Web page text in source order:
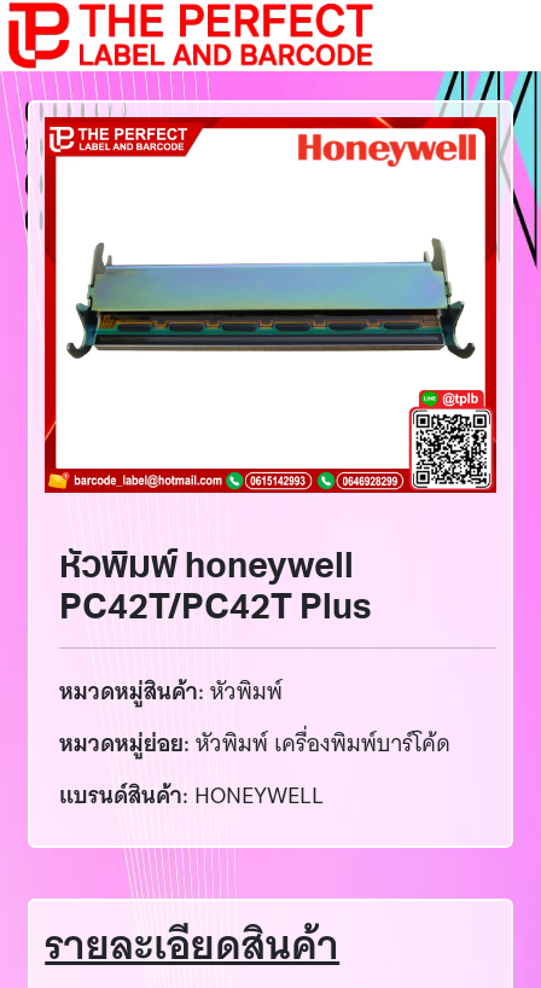
หัวพิมพ์ honeywell
PC42T/PC42T Plus
หมวดหมู่สินค้า:หัวพิมพ์
หมวดหมู่ย่อย:หัวพิมพ์ เครื่องพิมพ์บาร์โค้ด
แบรนด์สินค้า: HONEYWELL
รายละเอียดสินค้า